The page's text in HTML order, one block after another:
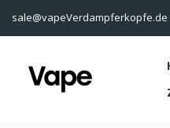
sale@vapeVerdampferkopfe.de